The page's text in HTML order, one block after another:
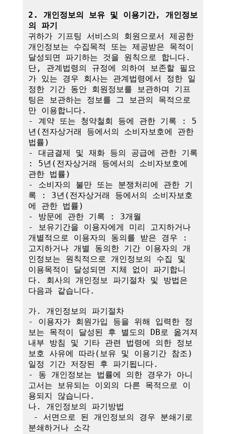
2. 개인정보의 보유 및 이용기간, 개인정보
의 파기
귀하가 기프팅 서비스의 회원으로서 제공한
개인정보는 수집목적 또는 제공받은 목적이
달성되면 파기하는 것을 원칙으로 합니다.
단, 관계법령의 규정에 의하여 보존할 필요
가 있는 경우 회사는 관계법령에서 정한 일
정한 기간 동안 회원정보를 보관하며 기프
팅은 보관하는 정보를 그 보관의 목적으로
만 이용합니다.
- 계약 또는 청약철회 등에 관한 기록 : 5
년(전자상거래 등에서의 소비자보호에 관한
법률)
- 대금결제 및 재화 등의 공급에 관한 기록
: 5년(전자상거래 등에서의 소비자보호에
관한 법률)
- 소비자의 불만 또는 분쟁처리에 관한 기
록 : 3년(전자상거래 등에서의 소비자보호
에 관한 법률)
- 방문에 관한 기록 : 3개월
- 보유기간을 이용자에게 미리 고지하거나
개별적으로 이용자의 동의를 받은 경우 :
고지하거나 개별 동의한 기간 이용자의 개
인정보는 원칙적으로 개인정보의 수집 및
이용목적이 달성되면 지체 없이 파기합니
다. 회사의 개인정보 파기절차 및 방법은
다음과 같습니다.
가. 개인정보의 파기절차
- 이용자가 회원가입 등을 위해 입력한 정
보는 목적이 달성된 후 별도의 DB로 옮겨져
내부 방침 및 기타 관련 법령에 의한 정보
보호 사유에 따라(보유 및 이용기간 참조)
일정 기간 저장된 후 파기됩니다.
- 동 개인정보는 법률에 의한 경우가 아니
고서는 보유되는 이외의 다른 목적으로 이
용되지 않습니다.
나. 개인정보의 파기방법
분쇄하거나 소각